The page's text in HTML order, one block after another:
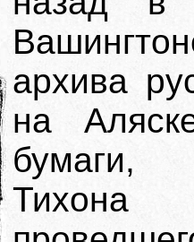
архива
на
бумаги,
Тихона